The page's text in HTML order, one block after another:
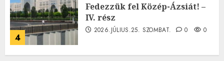
4
Fedezzük fel Közép-Ázsiát! –
IV. rész
2026.JÚLIUS.25. SZOMBAT. 0 0